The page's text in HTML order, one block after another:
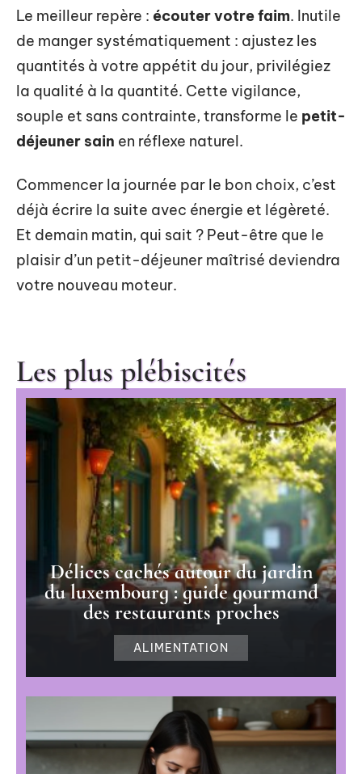
Le meilleur repère : écouter votre faim. Inutile
de manger systématiquement : ajustez les
quantités à votre appétit du jour, privilégiez
la qualité à la quantité. Cette vigilance,
souple et sans contrainte, transforme le petit-
déjeuner sain en réflexe naturel.
Commencer la journée par le bon choix, c’est
déjà écrire la suite avec énergie et légèreté.
Et demain matin, qui sait ? Peut-être que le
plaisir d’un petit-déjeuner maîtrisé deviendra
votre nouveau moteur.
Les plus plébiscités
Délices cachés autour du jardin
du luxembourg : guide gourmand
des restaurants proches
ALIMENTATION